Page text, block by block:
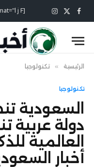
فيسبوك
X
(Twitter)
الانستغرام [current_date format="l j F"]
الرئيسية » تكنولوجيا
تكنولوجيا
السعودية
دولة عربية
العالمية
أخبار